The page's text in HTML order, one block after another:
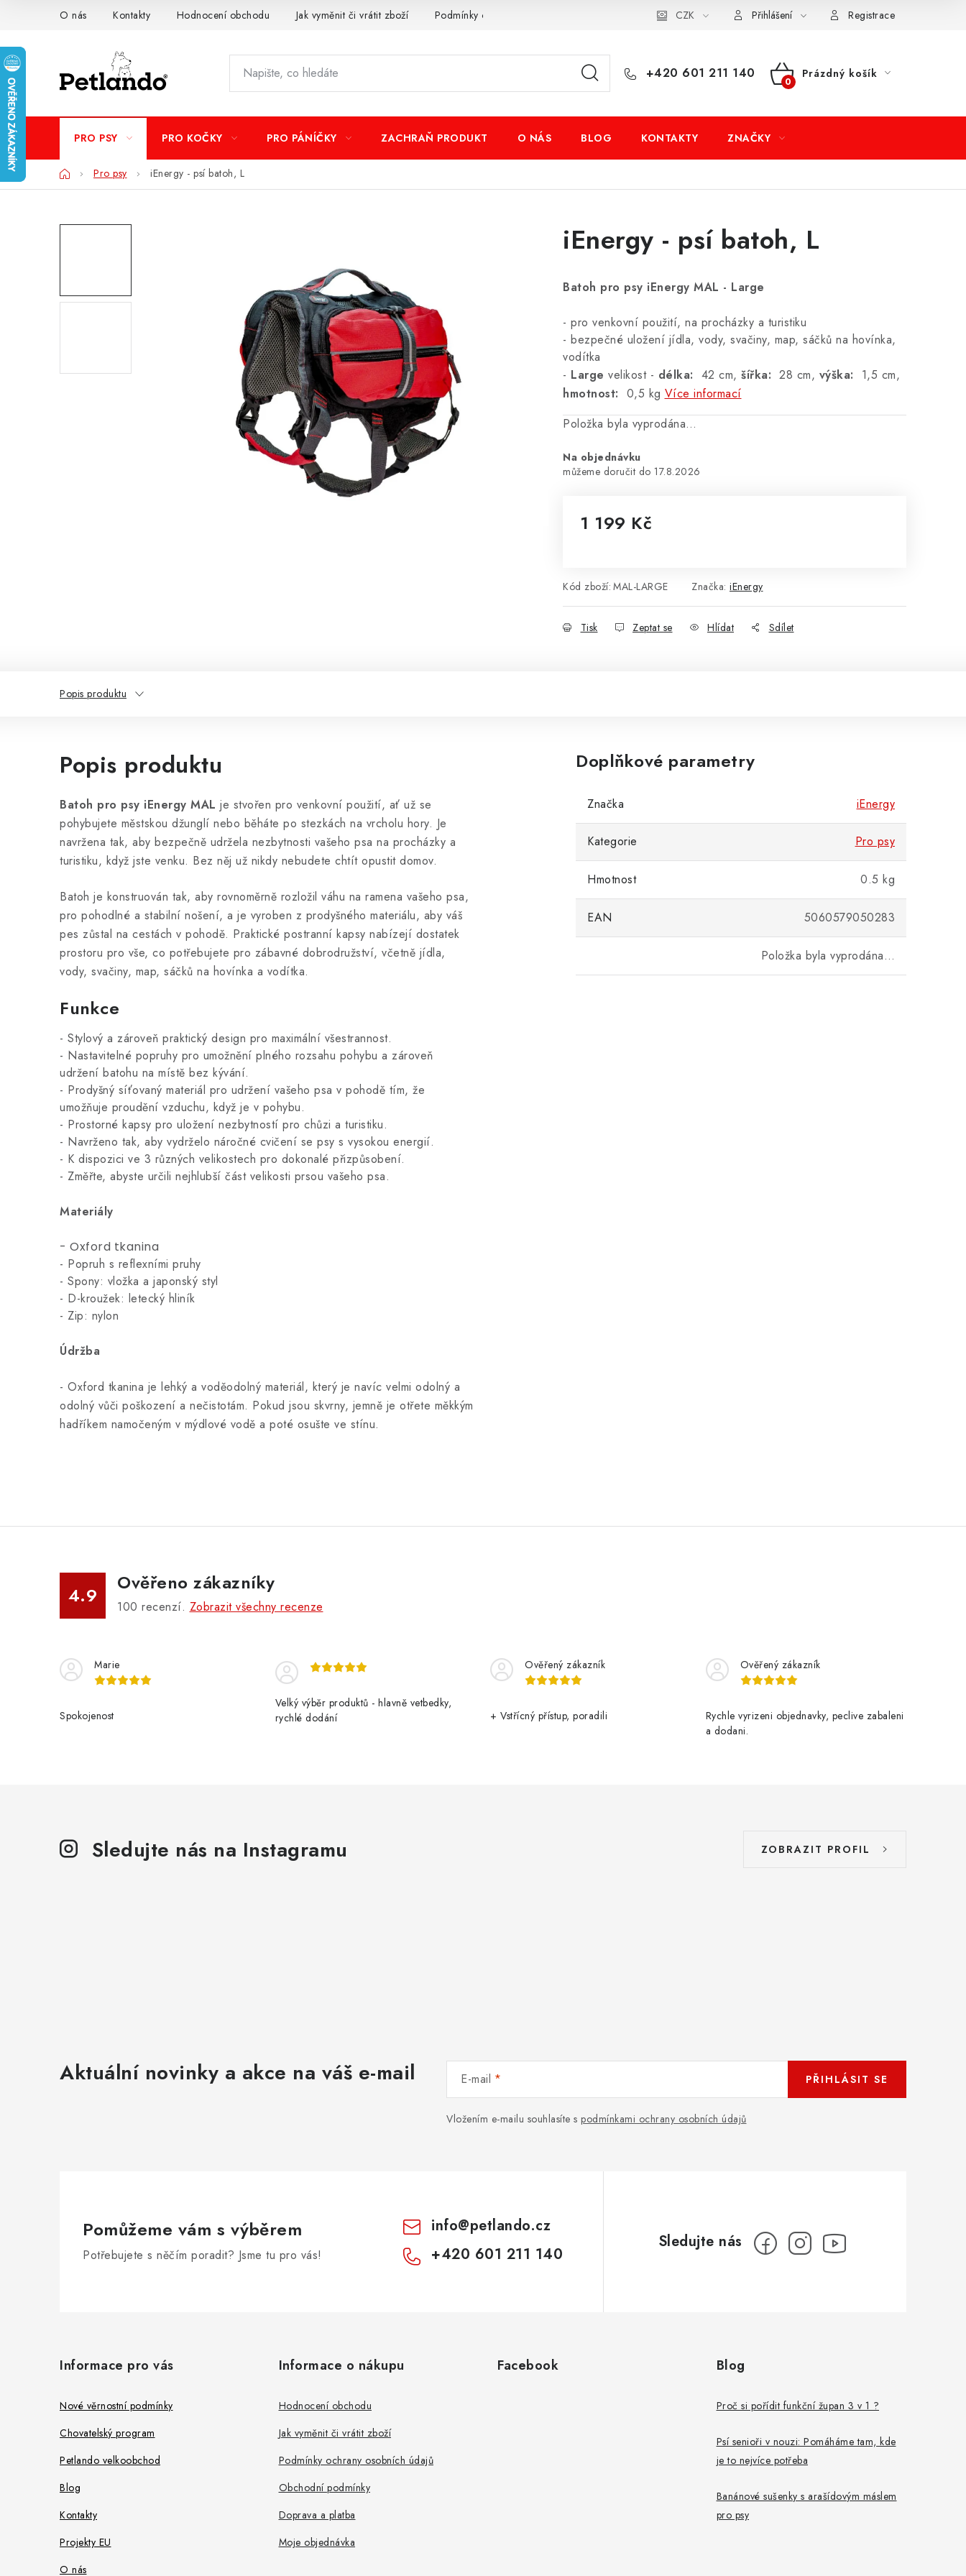
O nás Kontakty Hodnocení obchodu Jak vyměnit či vrátit zboží Podmínky ochrany osobních údajů Obchodní podmínky Doprava a platba Moje objednávka
CZK Přihlášení Registrace
+420 601 211 140
NÁKUPNÍ
Prázdný košík
PRO PSY PRO KOČKY PRO PÁNÍČKY ZACHRAŇ PRODUKT O NÁS BLOG KONTAKTY ZNAČKY
DomůPro psy iEnergy - psí batoh, L
iEnergy - psí batoh, L
Batoh pro psy iEnergy MAL - Large
- pro venkovní použití, na procházky a turistiku
- bezpečné uložení jídla, vody, svačiny, map, sáčků na hovínka,
vodítka
- Large velikost - délka: 42 cm, šířka: 28 cm, výška:
1,5 cm,
hmotnost: 0,5 kg Více informací
Položka byla vyprodána…
Na objednávku
17.8.2026
1 199 Kč
Kód zboží: MAL-LARGE Značka: iEnergy
Tisk Zeptat se Hlídat Sdílet
Popis produktu
Popis produktu
Batoh pro psy iEnergy MAL je stvořen pro venkovní použití, ať už se
pohybujete městskou džunglí nebo běháte po stezkách na vrcholu hory. Je
navržena tak, aby bezpečně udržela nezbytnosti vašeho psa na procházky a
turistiku, když jste venku. Bez něj už nikdy nebudete chtít opustit domov.
Batoh je konstruován tak, aby rovnoměrně rozložil váhu na ramena vašeho psa,
pro pohodlné a stabilní nošení, a je vyroben z prodyšného materiálu, aby váš
pes zůstal na cestách v pohodě. Praktické postranní kapsy nabízejí dostatek
prostoru pro vše, co potřebujete pro zábavné dobrodružství, včetně jídla,
vody, svačiny, map, sáčků na hovínka a vodítka.
Funkce
- Stylový a zároveň praktický design pro maximální všestrannost.
- Nastavitelné popruhy pro umožnění plného rozsahu pohybu a zároveň
udržení batohu na místě bez kývání.
- Prodyšný síťovaný materiál pro udržení vašeho psa v pohodě tím, že
umožňuje proudění vzduchu, když je v pohybu.
- Prostorné kapsy pro uložení nezbytností pro chůzi a turistiku.
- Navrženo tak, aby vydrželo náročné cvičení se psy s vysokou energií.
- K dispozici ve 3 různých velikostech pro dokonalé přizpůsobení.
- Změřte, abyste určili nejhlubší část velikosti prsou vašeho psa.
Materiály
- Oxford tkanina
- Popruh s reflexními pruhy
- Spony: vložka a japonský styl
- D-kroužek: letecký hliník
- Zip: nylon
Údržba
- Oxford tkanina je lehký a voděodolný materiál, který je navíc velmi odolný a
odolný vůči poškození a nečistotám. Pokud jsou skvrny, jemně je otřete měkkým
hadříkem namočeným v mýdlové vodě a poté osušte ve stínu.
Doplňkové parametry
Značka iEnergy
Kategorie Pro psy
Hmotnost 0.5 kg
EAN 5060579050283
Položka byla vyprodána…
4.9
Ověřeno zákazníky
100 recenzí. Zobrazit všechny recenze
Marie
Spokojenost
Velký výběr produktů - hlavně vetbedky,
rychlé dodání
Ověřený zákazník
+ Vstřícný přístup, poradili
Ověřený zákazník
Rychle vyrizeni objednavky, peclive zabaleni
a dodani.
Sledujte nás na Instagramu ZOBRAZIT PROFIL
Aktuální novinky a akce na váš e-mail E-mail
Vložením e-mailu souhlasíte s podmínkami ochrany osobních údajů
PŘIHLÁSIT SE
Pomůžeme vám s výběrem
Potřebujete s něčím poradit? Jsme tu pro vás!
info@petlando.cz
+420 601 211 140
Informace pro vás
Nové věrnostní podmínky
Chovatelský program
Petlando velkoobchod
Blog
Kontakty
Projekty EU
O nás
Informace o nákupu
Hodnocení obchodu
Jak vyměnit či vrátit zboží
Podmínky ochrany osobních údajů
Obchodní podmínky
Doprava a platba
Moje objednávka
Facebook Blog
Proč si pořídit funkční župan 3 v 1 ?
Psí senioři v nouzi: Pomáháme tam, kde
je to nejvíce potřeba
Banánové sušenky s arašídovým máslem
pro psy